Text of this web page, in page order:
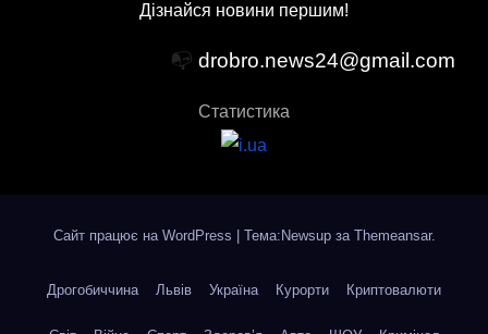
Дізнайся новини першим!
📭 drobro.news24@gmail.com
Статистика
Сайт працює на WordPress Тема:Newsup за Themeansar.
Дрогобиччина Львів Україна Курорти Криптовалюти